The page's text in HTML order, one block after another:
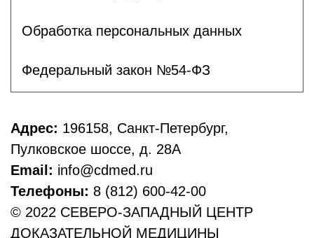
Обработка персональных данных
Федеральный закон №54-ФЗ
Адрес: 196158, Санкт-Петербург,
Пулковское шоссе, д. 28А
Email: info@cdmed.ru
Телефоны: 8 (812) 600-42-00
© 2022 СЕВЕРО-ЗАПАДНЫЙ ЦЕНТР
ДОКАЗАТЕЛЬНОЙ МЕДИЦИНЫ